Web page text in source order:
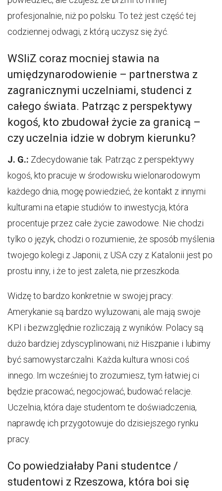
profesjonalnie, niż po polsku. To też jest część tej
codziennej odwagi, z którą uczysz się żyć.
WSIiZ coraz mocniej stawia na
umiędzynarodowienie – partnerstwa z
zagranicznymi uczelniami, studenci z
całego świata. Patrząc z perspektywy
kogoś, kto zbudował życie za granicą –
czy uczelnia idzie w dobrym kierunku?
J. G.: Zdecydowanie tak. Patrząc z perspektywy
kogoś, kto pracuje w środowisku wielonarodowym
każdego dnia, mogę powiedzieć, że kontakt z innymi
kulturami na etapie studiów to inwestycja, która
procentuje przez całe życie zawodowe. Nie chodzi
tylko o język, chodzi o rozumienie, że sposób myślenia
twojego kolegi z Japonii, z USA czy z Katalonii jest po
prostu inny, i że to jest zaleta, nie przeszkoda.
Widzę to bardzo konkretnie w swojej pracy:
Amerykanie są bardzo wyluzowani, ale mają swoje
KPI i bezwzględnie rozliczają z wyników. Polacy są
dużo bardziej zdyscyplinowani, niż Hiszpanie i lubimy
być samowystarczalni. Każda kultura wnosi coś
innego. Im wcześniej to zrozumiesz, tym łatwiej ci
będzie pracować, negocjować, budować relacje.
Uczelnia, która daje studentom te doświadczenia,
naprawdę ich przygotowuje do dzisiejszego rynku
pracy.
Co powiedziałaby Pani studentce /
studentowi z Rzeszowa, która boi się